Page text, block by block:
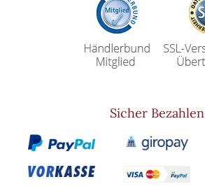
Sicher Bezahlen